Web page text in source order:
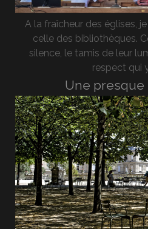
A la fraîcheur des églises,
celle des bibliothèques.
silence, le tamis de leur
respect qui
Une presque